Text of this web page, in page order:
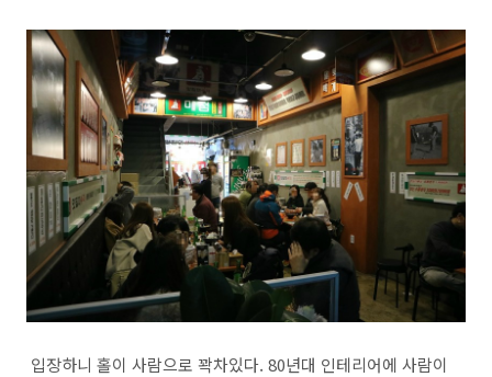
입장하니 홀이 사람으로 꽉차있다. 80년대 인테리어에 사람이